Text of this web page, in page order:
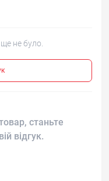
не було.
станьте
відгук.